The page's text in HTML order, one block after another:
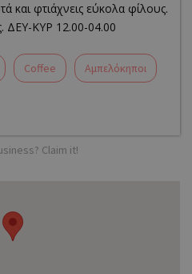
και φτιάχνεις εύκολα φίλους.
ΔΕΥ-ΚΥΡ 12.00-04.00
Coffee Αμπελόκηποι
Claim it!